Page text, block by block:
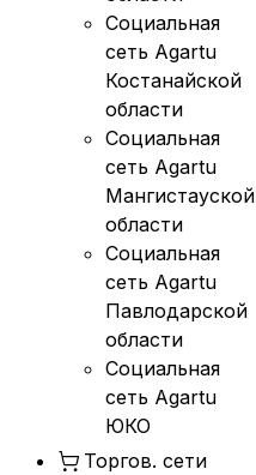
Социальная
сеть Agartu
Костанайской
области
Социальная
сеть Agartu
Мангистауской
области
Социальная
сеть Agartu
Павлодарской
области
Социальная
сеть Agartu
ЮКО
Торгов. сети